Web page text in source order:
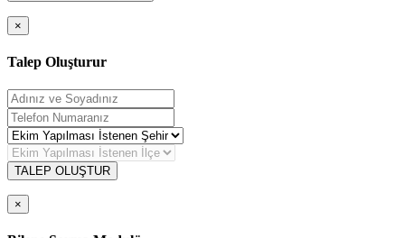
×
Talep Oluşturur
TALEP OLUŞTUR
×